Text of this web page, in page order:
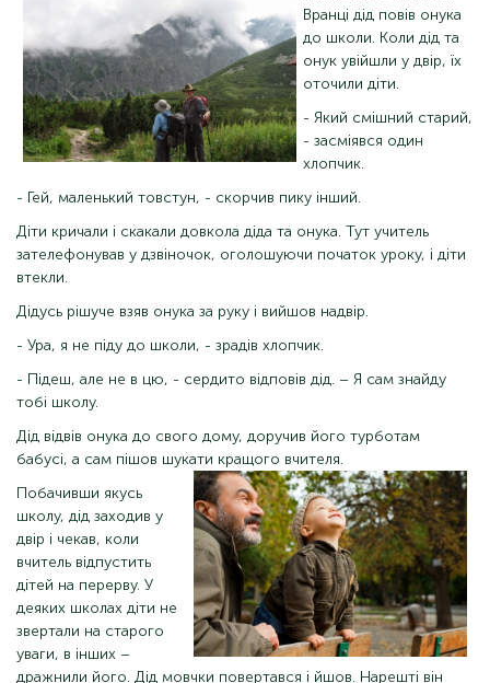
Вранці дід повів онука
до школи. Коли дід та
онук увійшли у двір, їх
оточили діти.
- Який смішний старий,
- засміявся один
хлопчик.
- Гей, маленький товстун, - скорчив пику інший.
Діти кричали і скакали довкола діда та онука. Тут учитель
зателефонував у дзвіночок, оголошуючи початок уроку, і діти
втекли.
Дідусь рішуче взяв онука за руку і вийшов надвір.
- Ура, я не піду до школи, - зрадів хлопчик.
- Підеш, але не в цю, - сердито відповів дід. – Я сам знайду
тобі школу.
Дід відвів онука до свого дому, доручив його турботам
бабусі, а сам пішов шукати кращого вчителя.
Побачивши якусь
школу, дід заходив у
двір і чекав, коли
вчитель відпустить
дітей на перерву. У
деяких школах діти не
звертали на старого
уваги, в інших –
дражнили його. Дід мовчки повертався і йшов. Нарешті він